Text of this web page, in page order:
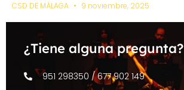
CSD DE MÁLAGA 9 noviembre, 2025
¿Tiene alguna pregunta?
951 298350 / 677 902 149